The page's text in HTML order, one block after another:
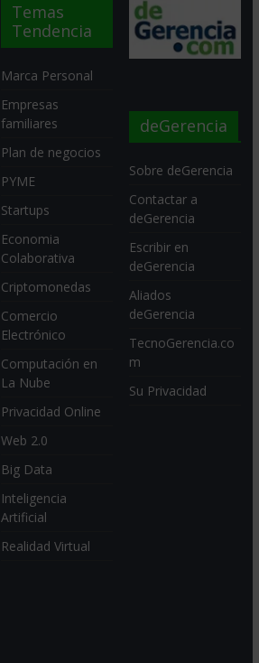
Temas
Tendencia
Marca Personal
Empresas
familiares
Plan de negocios
PYME
Startups
Economia
Colaborativa
Criptomonedas
Comercio
Electrónico
Computación en
La Nube
Privacidad Online
Web 2.0
Big Data
Inteligencia
Artificial
Realidad Virtual
deGerencia
Sobre deGerencia
Contactar a
deGerencia
Escribir en
deGerencia
Aliados
deGerencia
TecnoGerencia.co
m
Su Privacidad